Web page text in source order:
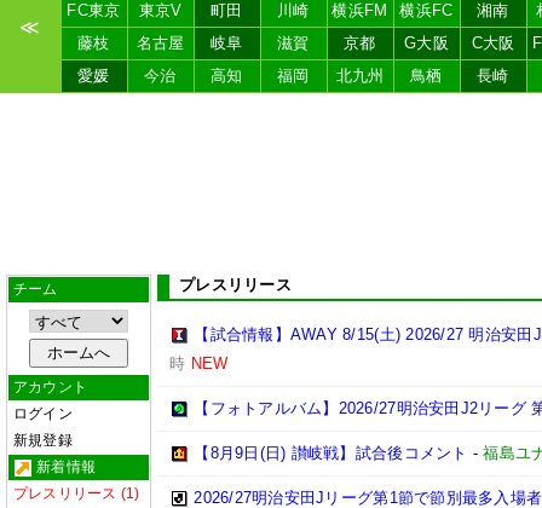
≪
FC東京
東京V 町田 川崎 横浜FM 横浜FC 湘南
藤枝
名古屋 岐阜 滋賀 京都 G大阪 C大阪
愛媛
今治 高知 福岡 北九州 鳥栖 長崎
チーム
アカウント
ログイン
新規登録
新着情報
プレスリリース (1)
プレスリリース
【試合情報】AWAY 8/15(土) 2026/27 明治安
時 NEW
【フォトアルバム】2026/27明治安田J2リーグ
【8月9日(日) 讃岐戦】試合後コメント -福島ユ
2026/27明治安田Jリーグ第1節で節別最多入場